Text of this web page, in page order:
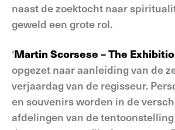
naast de zoektocht naar
geweld een grote rol.
‘Martin Scorsese – The
opgezet naar aanleiding van de
verjaardag van de regisseur.
en souvenirs worden in de
afdelingen van de